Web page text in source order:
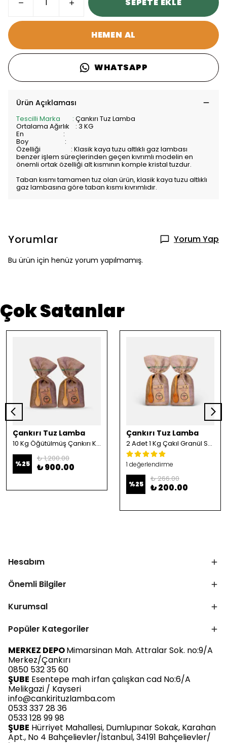
HEMEN AL
WHATSAPP
Ürün Açıklaması
Tescilli Marka : Çankırı Tuz Lamba
Ortalama Ağırlık : 3 KG
En :
Boy :
Özelliği : Klasik kaya tuzu altlıklı gaz lambası
benzer işlem süreçlerinden geçen kıvrımlı modelin en
önemli ortak özelliği alt kısmının komple kristal tuzdur.
Taban kısmı tamamen tuz olan ürün, klasik kaya tuzu altlıklı
gaz lambasına göre taban kısmı kıvrımlıdır.
Yorumlar Yorum Yap
Bu ürün için henüz yorum yapılmamış.
Çok Satanlar
Çankırı Tuz Lamba
10 Kg Öğütülmüş Çankırı Kristal Kaya Tuzu
%25
₺ 1,200.00
₺ 900.00
Çankırı Tuz Lamba
2 Adet 1 Kg Çakıl Granül Sofrada Öğütme Tuzu
1 değerlendirme
%25
₺ 266.00
₺ 200.00
Hesabım
Önemli Bilgiler
Kurumsal
Popüler Kategoriler
MERKEZ DEPOMimarsinan Mah. Attralar Sok. no:9/A
Merkez/Çankırı
0850 532 35 60
ŞUBE Esentepe mah irfan çalışkan cad No:6/A
Melikgazi / Kayseri
info@cankirituzlamba.com
0533 337 28 36
0533 128 99 98
ŞUBE Hürriyet Mahallesi, Dumlupınar Sokak, Karahan
Apt., No 4 Bahçelievler/İstanbul, 34191 Bahçelievler/